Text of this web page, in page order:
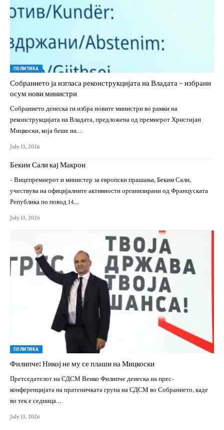
ПОЛИТИКА
Собранието ја изгласа реконструкцијата на Владата – избрани
осум нови министри
Собранието денеска ги избра новите министри во рамки на
реконструкцијата на Владата, предложена од премиерот Христијан
Мицкоски, која беше на…
July 13, 2026
Беким Сали кај Макрон
- Вицепремиерот и министер за европски прашања, Беким Сали,
учествува на официјалните активности организирани од Француската
Република по повод 14…
July 13, 2026
ПОЛИТИКА
Филипче: Никој не му се плаши на Мицкоски
Претседателот на СДСМ Венко Филипче денеска на прес-
конференцијата на пратеничката група на СДСМ во Собранието, каде
во тек е седница…
July 13, 2026